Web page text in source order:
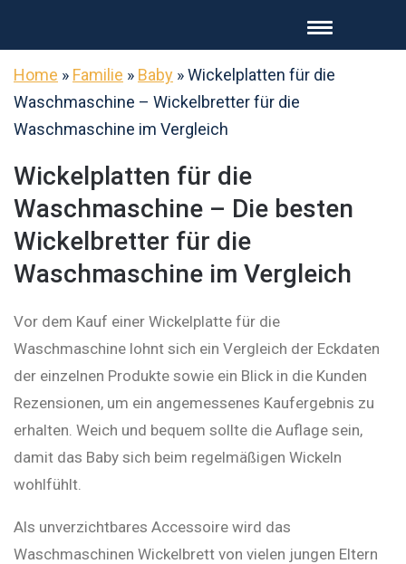
Home » Familie » Baby »Wickelplatten für die
Waschmaschine – Wickelbretter für die
Waschmaschine im Vergleich
Wickelplatten für die
Waschmaschine – Die besten
Wickelbretter für die
Waschmaschine im Vergleich
Vor dem Kauf einer Wickelplatte für die
Waschmaschine lohnt sich ein Vergleich der Eckdaten
der einzelnen Produkte sowie ein Blick in die Kunden
Rezensionen, um ein angemessenes Kaufergebnis zu
erhalten. Weich und bequem sollte die Auflage sein,
damit das Baby sich beim regelmäßigen Wickeln
wohlfühlt.
Als unverzichtbares Accessoire wird das
Waschmaschinen Wickelbrett von vielen jungen Eltern